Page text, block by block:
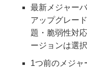
最新メジャー
アップグレー
題・脆弱性対
ージョンは選
1つ前のメジャ